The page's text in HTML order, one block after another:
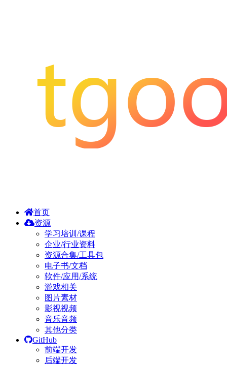
首页
资源
学习培训/课程
企业/行业资料
资源合集/工具包
电子书/文档
软件/应用/系统
游戏相关
图片素材
影视视频
音乐音频
其他分类
GitHub
前端开发
后端开发